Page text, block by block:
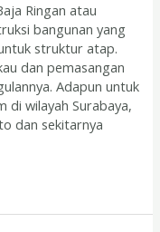
Ringan atau
bangunan yang
struktur atap.
dan pemasangan
Adapun untuk
di wilayah Surabaya,
dan sekitarnya